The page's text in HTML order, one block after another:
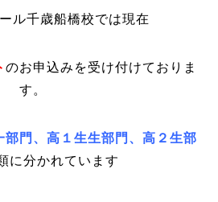
ル千歳船橋校では現在
のお申込みを受け付けておりま
す。
部門、高１生生部門 、高２生部
に分かれています